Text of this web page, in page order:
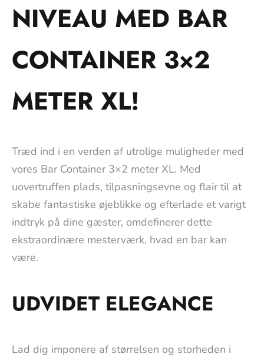
NIVEAU MED BAR
CONTAINER 3×2
METER XL!
Træd ind i en verden af utrolige muligheder med
vores Bar Container 3×2 meter XL. Med
uovertruffen plads, tilpasningsevne og flair til at
skabe fantastiske øjeblikke og efterlade et varigt
indtryk på dine gæster, omdefinerer dette
ekstraordinære mesterværk, hvad en bar kan
være.
UDVIDET ELEGANCE
Lad dig imponere af størrelsen og storheden i